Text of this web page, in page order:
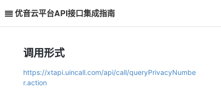
优音云平台API接口集成指南
调用形式
https://xtapi.uincall.com/api/call/queryPrivacyNumbe
r.action